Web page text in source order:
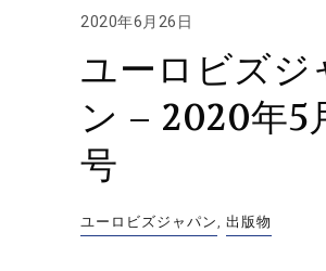
2020年6月26日
ユーロビズジ
ン – 2020年5
号
ユーロビズジャパン, 出版物